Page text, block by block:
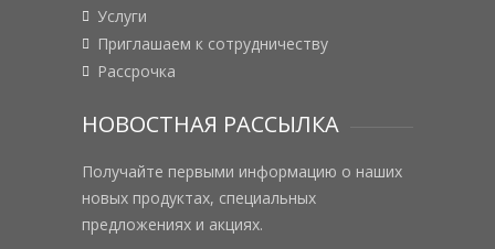
Услуги
Приглашаем к сотрудничеству
Рассрочка
НОВОСТНАЯ РАССЫЛКА
Получайте первыми информацию о наших
новых продуктах, специальных
предложениях и акциях.